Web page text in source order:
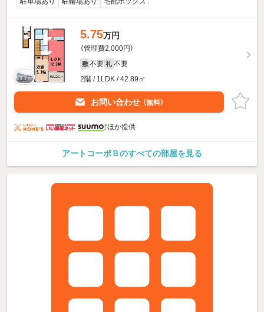
5.75万円
（管理費2,000円）
敷 不要 礼 不要
2階 / 1LDK / 42.89㎡
お問い合わせ （無料）
ほか提供
アートコーポＢのすべての部屋を見る